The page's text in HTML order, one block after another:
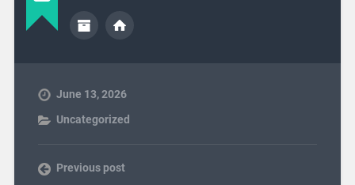
June 13, 2026
Uncategorized
Previous post